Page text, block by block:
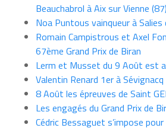
Beauchabrol à Aix sur Vienne (87)
Noa Puntous vainqueur à Salies
Romain Campistrous et Axel
67ème Grand Prix de Biran
Lerm et Musset du 9 Août est
Valentin Renard 1er à
8 Août les épreuves de Saint
Les engagés du Grand Prix de
Cédric Bessaguet s’impose